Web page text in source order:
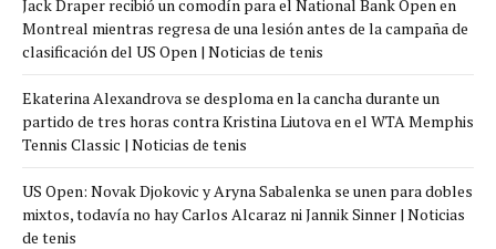
Jack Draper recibió un comodín para el National Bank Open en
Montreal mientras regresa de una lesión antes de la campaña de
clasificación del US Open | Noticias de tenis
Ekaterina Alexandrova se desploma en la cancha durante un
partido de tres horas contra Kristina Liutova en el WTA Memphis
Tennis Classic | Noticias de tenis
US Open: Novak Djokovic y Aryna Sabalenka se unen para dobles
mixtos, todavía no hay Carlos Alcaraz ni Jannik Sinner | Noticias
de tenis